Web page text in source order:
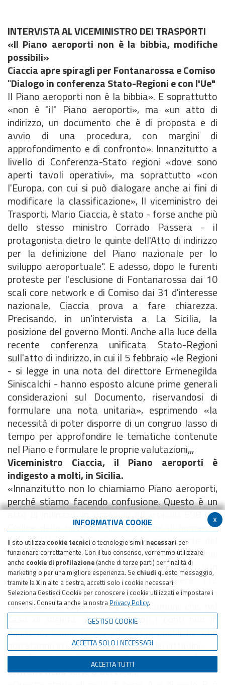
x
INFORMATIVA COOKIE
Il sito utilizza cookie tecnici o tecnologie simili necessari per
funzionare correttamente. Con il tuo consenso, vorremmo utilizzare
anche cookie di profilazione (anche di terze parti) per finalità di
marketing o per una migliore esperienza. Se chiudi questo messaggio,
tramite laX in alto a destra, accetti solo i cookie necessari.
Seleziona Gestisci Cookie per conoscere i cookie utilizzati e impostare i
consensi. Consulta anche la nostra Privacy Policy.
GESTISCI COOKIE
ACCETTA SOLO I NECESSARI
ACCETTA TUTTI
INTERVISTA AL VICEMINISTRO DEI TRASPORTI
«Il Piano aeroporti non è la bibbia, modifiche
possibili»
Ciaccia apre spiragli per Fontanarossa e Comiso
"Dialogo in conferenza Stato-Regioni e con l'Ue"
Il Piano aeroporti non è la bibbia». E soprattutto
«non è "il" Piano aeroporti», ma «un atto di
indirizzo, un documento che è di proposta e di
avvio di una procedura, con margini di
approfondimento e di confronto». Innanzitutto a
livello di Conferenza-Stato regioni «dove sono
aperti tavoli operativi», ma soprattutto «con
l'Europa, con cui si può dialogare anche ai fini di
modificare la classificazione», Il viceministro dei
Trasporti, Mario Ciaccia, è stato - forse anche più
dello stesso ministro Corrado Passera - il
protagonista dietro le quinte dell'Atto di indirizzo
per la definizione del Piano nazionale per lo
sviluppo aeroportuale". E adesso, dopo le furenti
proteste per l'esclusione di Fontanarossa dai 10
scali core network e di Comiso dai 31 d'interesse
nazionale, Ciaccia prova a fare chiarezza.
Precisando, in un'intervista a La Sicilia, la
posizione del governo Monti. Anche alla luce della
recente conferenza unificata Stato-Regioni
sull'atto di indirizzo, in cui il 5 febbraio «le Regioni
- si legge in una nota del direttore Ermenegilda
Siniscalchi - hanno esposto alcune prime generali
considerazioni sul Documento, riservandosi di
formulare una nota unitaria», esprimendo «la
necessità di poter disporre di un congruo lasso di
tempo per approfondire le tematiche contenute
nel Piano e formulare le proprie valutazioni,,,
Viceministro Ciaccia, il Piano aeroporti è
indigesto a molti, in Sicilia.
«Innanzitutto non lo chiamiamo Piano aeroporti,
perché stiamo facendo confusione. Questo è un
atto di indirizzo, in ossequio all'articolo 698 del
Codice della navigazione, oltre che di numerosi
atti dell'Ue e anche assumendo gran parte del
Piano aeroporti Enac 2012. Dopo 26 anni
finalmente si adotta una linea di principio: non
possiamo permetterci il lusso di avere 112
aeroporti funzionanti, di cui 46 commerciali, in
gran parte in capo a Province e Comuni, che, nel
caso di società di gestione con i conti non in
equilibrio, danno fondo alle casse pubbliche. Che
non stanno in cielo, sono le tasche dei cittadini.
Ma intanto gli aeroporti come Catania si
sentono nella serie B dei cieli...